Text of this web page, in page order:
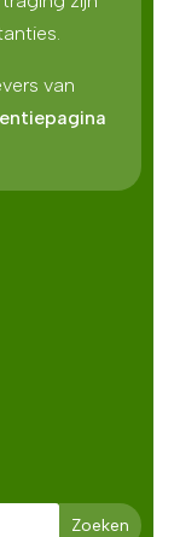
van